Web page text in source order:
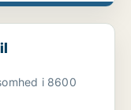
i 8600